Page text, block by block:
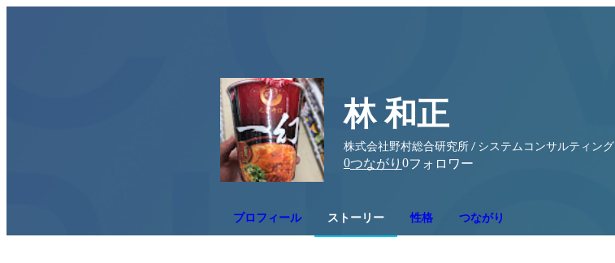
林 和正
株式会社野村総合研究所 / システムコンサルティング
0つながり 0フォロワー
プロフィール ストーリー 性格 つながり